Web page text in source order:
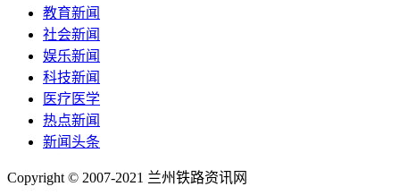
教育新闻
社会新闻
娱乐新闻
科技新闻
医疗医学
热点新闻
新闻头条
Copyright © 2007-2021 兰州铁路资讯网